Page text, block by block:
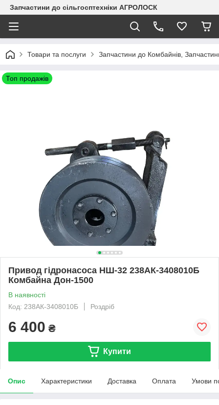
Запчастини до сільгосптехніки АГРОЛОСК
Товари та послуги Запчастини до Комбайнів,
Топ продажів
Привод гідронасоса НШ-32 238АК-3408010Б
Комбайна Дон-1500
В наявності
Код: 238АК-3408010Б
Роздріб
6 400 ₴
Купити
Опис Характеристики Доставка Оплата Умови